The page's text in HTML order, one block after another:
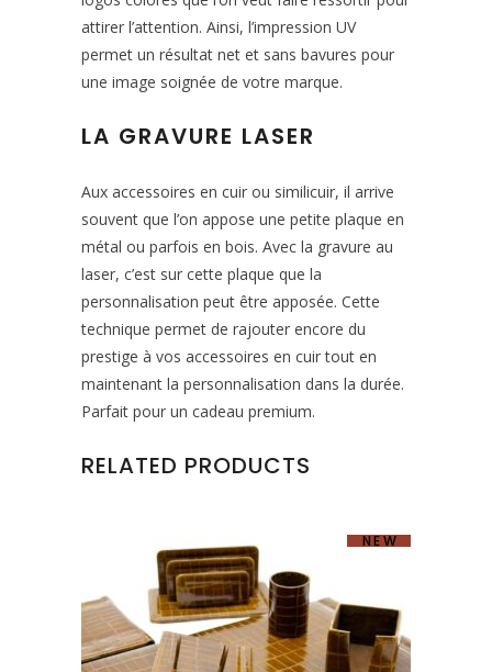
attirer l’attention. Ainsi, l’impression UV
permet un résultat net et sans bavures pour
une image soignée de votre marque.
LA GRAVURE LASER
Aux accessoires en cuir ou similicuir, il arrive
souvent que l’on appose une petite plaque en
métal ou parfois en bois. Avec la gravure au
laser, c’est sur cette plaque que la
personnalisation peut être apposée. Cette
technique permet de rajouter encore du
prestige à vos accessoires en cuir tout en
maintenant la personnalisation dans la durée.
Parfait pour un cadeau premium.
RELATED PRODUCTS
NEW